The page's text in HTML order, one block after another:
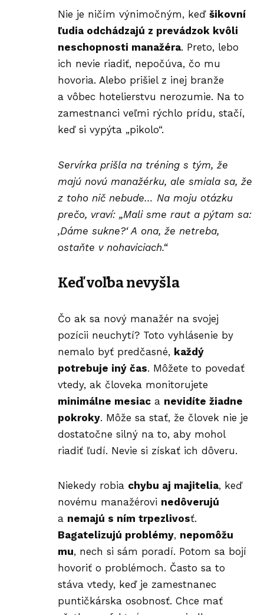
Nie je ničím výnimočným, keď šikovní
ľudia odchádzajú z prevádzok kvôli
neschopnosti manažéra. Preto, lebo
ich nevie riadiť, nepočúva, čo mu
hovoria. Alebo prišiel z inej branže
a vôbec hotelierstvu nerozumie. Na to
zamestnanci veľmi rýchlo prídu, stačí,
keď si vypýta „pikolo“.
Servírka prišla na tréning s tým, že
majú novú manažérku, ale smiala sa, že
z toho nič nebude… Na moju otázku
prečo, vraví: „Mali sme raut a pýtam sa:
‚Dáme sukne?‘ A ona, že netreba,
ostaňte v nohaviciach.“
Keď voľba nevyšla
Čo ak sa nový manažér na svojej
pozícii neuchytí? Toto vyhlásenie by
nemalo byť predčasné, každý
potrebuje iný čas. Môžete to povedať
vtedy, ak človeka monitorujete
minimálne mesiac a nevidíte žiadne
pokroky. Môže sa stať, že človek nie je
dostatočne silný na to, aby mohol
riadiť ľudí. Nevie si získať ich dôveru.
Niekedy robia chybu aj majitelia, keď
novému manažérovi nedôverujú
a nemajú s ním trpezlivosť.
Bagatelizujú problémy, nepomôžu
mu, nech si sám poradí. Potom sa bojí
hovoriť o problémoch. Často sa to
stáva vtedy, keď je zamestnanec
puntičkárska osobnosť. Chce mať